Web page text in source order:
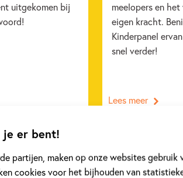
er bent!
partijen, maken op onze websites gebruik
cookies voor het bijhouden van
uitgekomen bij
meelopers en
eigen kracht.
Kinderpanel
snel verder!
Lees meer
Bekijk alle artikelen